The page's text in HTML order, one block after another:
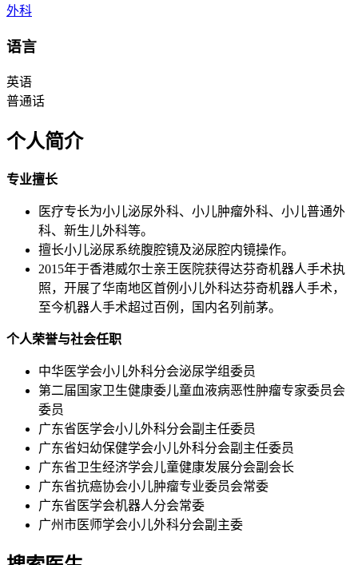
外科
语言
英语
普通话
个人简介
专业擅长
医疗专长为小儿泌尿外科、小儿肿瘤外科、小儿普通外
科、新生儿外科等。
擅长小儿泌尿系统腹腔镜及泌尿腔内镜操作。
2015年于香港威尔士亲王医院获得达芬奇机器人手术执
照，开展了华南地区首例小儿外科达芬奇机器人手术，
至今机器人手术超过百例，国内名列前茅。
个人荣誉与社会任职
中华医学会小儿外科分会泌尿学组委员
第二届国家卫生健康委儿童血液病恶性肿瘤专家委员会
委员
广东省医学会小儿外科分会副主任委员
广东省妇幼保健学会小儿外科分会副主任委员
广东省卫生经济学会儿童健康发展分会副会长
广东省抗癌协会小儿肿瘤专业委员会常委
广东省医学会机器人分会常委
广州市医师学会小儿外科分会副主委